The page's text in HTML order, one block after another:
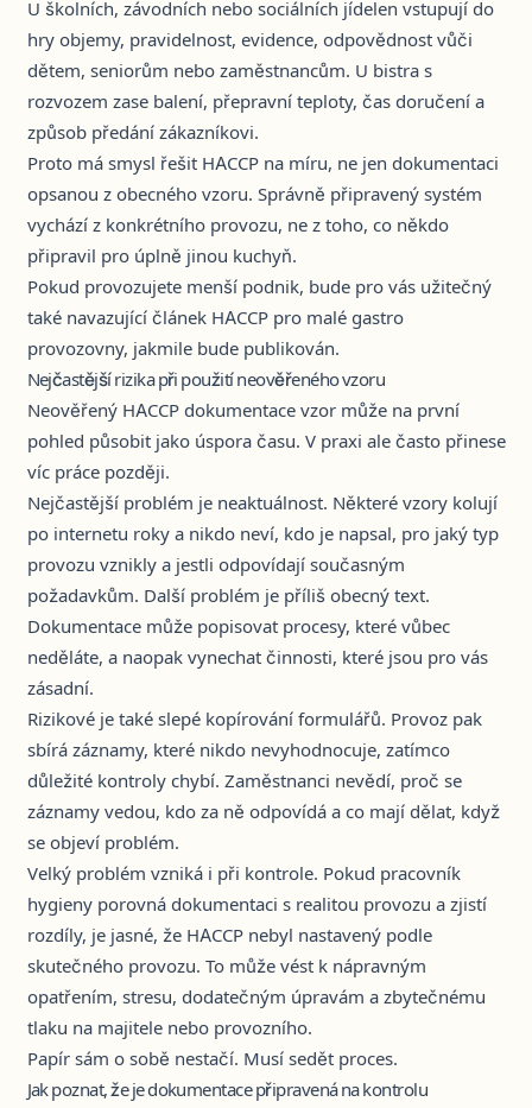
U školních, závodních nebo sociálních jídelen vstupují do
hry objemy, pravidelnost, evidence, odpovědnost vůči
dětem, seniorům nebo zaměstnancům. U bistra s
rozvozem zase balení, přepravní teploty, čas doručení a
způsob předání zákazníkovi.
Proto má smysl řešit HACCP na míru, ne jen dokumentaci
opsanou z obecného vzoru. Správně připravený systém
vychází z konkrétního provozu, ne z toho, co někdo
připravil pro úplně jinou kuchyň.
Pokud provozujete menší podnik, bude pro vás užitečný
také navazující článek HACCP pro malé gastro
provozovny, jakmile bude publikován.
Nejčastější rizika při použití neověřeného vzoru
Neověřený HACCP dokumentace vzor může na první
pohled působit jako úspora času. V praxi ale často přinese
víc práce později.
Nejčastější problém je neaktuálnost. Některé vzory kolují
po internetu roky a nikdo neví, kdo je napsal, pro jaký typ
provozu vznikly a jestli odpovídají současným
požadavkům. Další problém je příliš obecný text.
Dokumentace může popisovat procesy, které vůbec
neděláte, a naopak vynechat činnosti, které jsou pro vás
zásadní.
Rizikové je také slepé kopírování formulářů. Provoz pak
sbírá záznamy, které nikdo nevyhodnocuje, zatímco
důležité kontroly chybí. Zaměstnanci nevědí, proč se
záznamy vedou, kdo za ně odpovídá a co mají dělat, když
se objeví problém.
Velký problém vzniká i při kontrole. Pokud pracovník
hygieny porovná dokumentaci s realitou provozu a zjistí
rozdíly, je jasné, že HACCP nebyl nastavený podle
skutečného provozu. To může vést k nápravným
opatřením, stresu, dodatečným úpravám a zbytečnému
tlaku na majitele nebo provozního.
Papír sám o sobě nestačí. Musí sedět proces.
Jak poznat, že je dokumentace připravená na kontrolu